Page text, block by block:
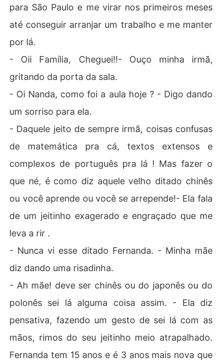
para São Paulo e me virar nos primeiros meses
até conseguir arranjar um trabalho e me manter
por lá.
- Oii Família, Cheguei!!- Ouço minha irmã,
gritando da porta da sala.
- Oi Nanda, como foi a aula hoje ? - Digo dando
um sorriso para ela.
- Daquele jeito de sempre irmã, coisas confusas
de matemática pra cá, textos extensos e
complexos de português pra lá ! Mas fazer o
que né, é como diz aquele velho ditado chinês
ou você aprende ou você se arrepende!- Ela fala
de um jeitinho exagerado e engraçado que me
leva a rir .
- Nunca vi esse ditado Fernanda. - Minha mãe
diz dando uma risadinha.
- Ah mãe! deve ser chinês ou do japonês ou do
polonês sei lá alguma coisa assim. - Ela diz
pensativa, fazendo um gesto de sei lá com as
mãos, rimos do seu jeitinho meio atrapalhado.
Fernanda tem 15 anos e é 3 anos mais nova que